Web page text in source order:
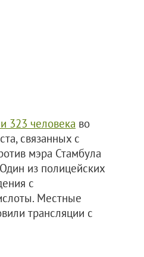
323 человека во
связанных с
мэра Стамбула
из полицейских
с
Местные
трансляции с